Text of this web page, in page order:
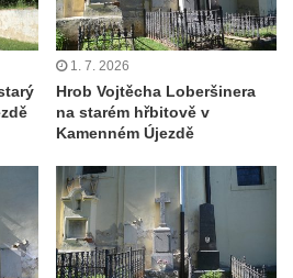
ve Sloupu v Čechách
Chřibské Kamenici
v Rumburku
u Tisové
ev. č. 11 v
1. 7. 2026
Hrob Vojtěcha Loberšinera
na starém hřbitově v
Kamenném Újezdě